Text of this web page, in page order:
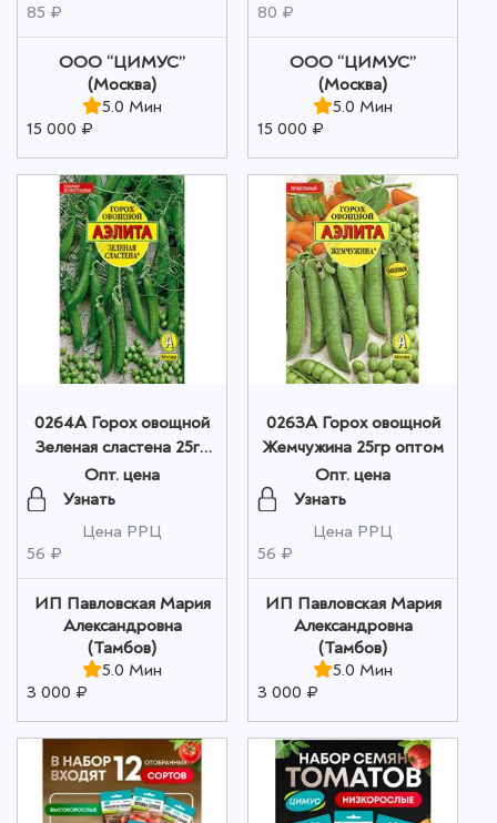
85 ₽
ООО “ЦИМУС”
(Москва)
5.0 Мин
15 000 ₽
80 ₽
ООО “ЦИМУС”
(Москва)
5.0 Мин
15 000 ₽
0264A Горох овощной
Зеленая сластена 25гр
оптом
Опт. цена
Узнать
Цена РРЦ
56 ₽
ИП Павловская Мария
Александровна
(Тамбов)
5.0 Мин
3 000 ₽
0263A Горох овощной
Жемчужина 25гр оптом
Опт. цена
Узнать
Цена РРЦ
56 ₽
ИП Павловская Мария
Александровна
(Тамбов)
5.0 Мин
3 000 ₽